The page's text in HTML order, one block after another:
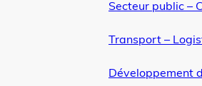
Secteur public –
Transport –
Développement